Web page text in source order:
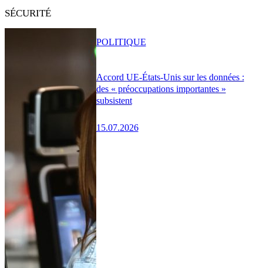
SÉCURITÉ
Accord UE-États-Unis sur les données :
des « préoccupations importantes »
subsistent
15.07.2026
POLITIQUE